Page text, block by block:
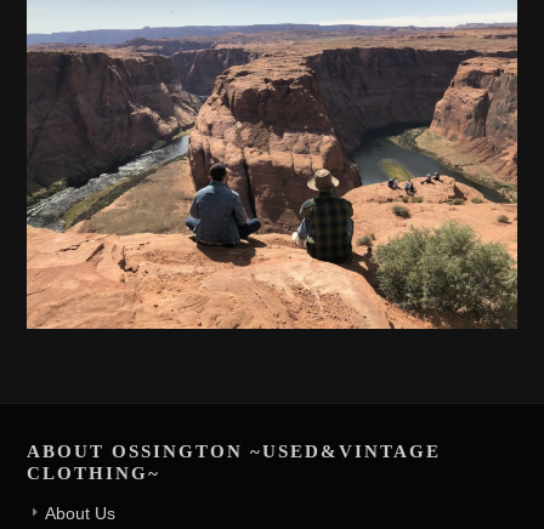
ABOUT OSSINGTON ~USED&VINTAGE
CLOTHING~
About Us